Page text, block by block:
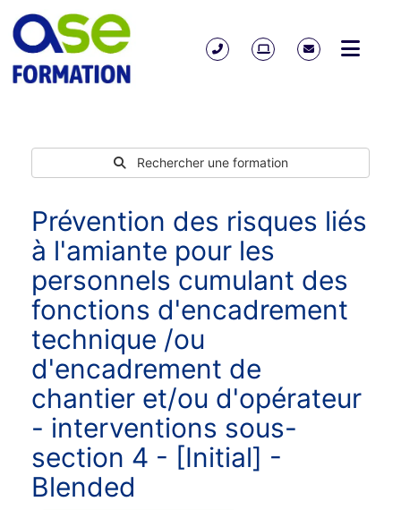
Rechercher une formation
Prévention des risques liés
à l'amiante pour les
personnels cumulant des
fonctions d'encadrement
technique /ou
d'encadrement de
chantier et/ou d'opérateur
- interventions sous-
section 4 - [Initial] -
Blended